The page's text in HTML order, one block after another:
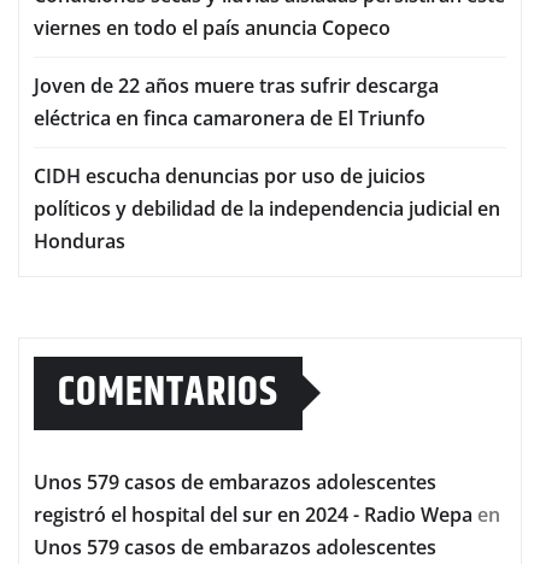
viernes en todo el país anuncia Copeco
Joven de 22 años muere tras sufrir descarga
eléctrica en finca camaronera de El Triunfo
CIDH escucha denuncias por uso de juicios
políticos y debilidad de la independencia judicial en
Honduras
COMENTARIOS
Unos 579 casos de embarazos adolescentes
registró el hospital del sur en 2024 - Radio Wepa en
Unos 579 casos de embarazos adolescentes